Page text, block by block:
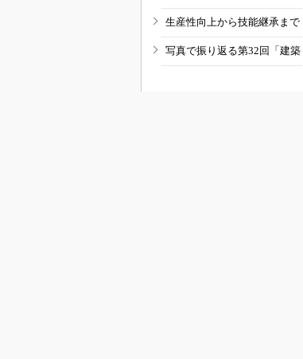
生産性向上から技能継承ま
写真で振り返る第32回「建築